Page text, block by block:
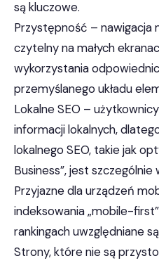
są kluczowe.
Przystępność – nawigacja
czytelny na małych
wykorzystania
przemyślanego układu
Lokalne SEO –
informacji lokalnych,
lokalnego SEO, takie jak
Business”, jest szczególnie
Przyjazne dla urządzeń
indeksowania „mobile-
rankingach uwzględniane
Strony, które nie są